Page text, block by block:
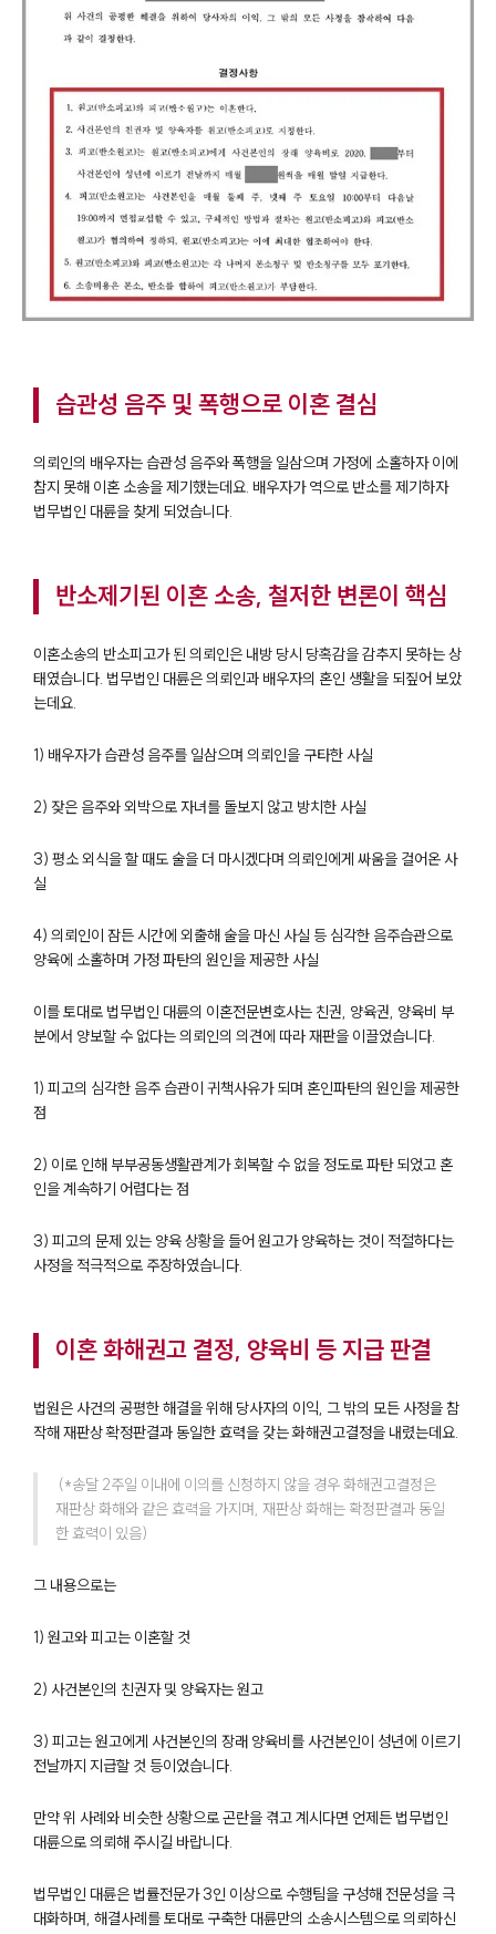
부소개
이혼 주요 업무사례
사례분석/최신동향
이혼 법률정보
법률지식인
이혼소송·상담후기
업무분야
습관성 음주 및 폭행으로 이혼 결심
의뢰인의 배우자는 습관성 음주와 폭행을 일삼으며 가정에 소홀하자 이에
참지 못해 이혼 소송을 제기했는데요. 배우자가 역으로 반소를 제기하자
법무법인 대륜을 찾게 되었습니다.
반소제기된 이혼 소송, 철저한 변론이 핵심
이혼소송의 반소피고가 된 의뢰인은 내방 당시 당혹감을 감추지 못하는 상
태였습니다. 법무법인 대륜은 의뢰인과 배우자의 혼인 생활을 되짚어 보았
는데요.
1) 배우자가 습관성 음주를 일삼으며 의뢰인을 구타한 사실
2) 잦은 음주와 외박으로 자녀를 돌보지 않고 방치한 사실
3) 평소 외식을 할 때도 술을 더 마시겠다며 의뢰인에게 싸움을 걸어온 사
실
4) 의뢰인이 잠든 시간에 외출해 술을 마신 사실 등 심각한 음주습관으로
양육에 소홀하며 가정 파탄의 원인을 제공한 사실
이를 토대로 법무법인 대륜의 이혼전문변호사는 친권, 양육권, 양육비 부
분에서 양보할 수 없다는 의뢰인의 의견에 따라 재판을 이끌었습니다.
1) 피고의 심각한 음주 습관이 귀책사유가 되며 혼인파탄의 원인을 제공한
점
2) 이로 인해 부부공동생활관계가 회복할 수 없을 정도로 파탄 되었고 혼
인을 계속하기 어렵다는 점
3) 피고의 문제 있는 양육 상황을 들어 원고가 양육하는 것이 적절하다는
사정을 적극적으로 주장하였습니다.
이혼 화해권고 결정, 양육비 등 지급 판결
법원은 사건의 공평한 해결을 위해 당사자의 이익, 그 밖의 모든 사정을 참
작해 재판상 확정판결과 동일한 효력을 갖는 화해권고결정을 내렸는데요.
재판상 화해와 같은 효력을 가지며, 재판상 화해는 확정판결과 동일
한 효력이 있음)
그 내용으로는
1) 원고와 피고는 이혼할 것
2) 사건본인의 친권자 및 양육자는 원고
3) 피고는 원고에게 사건본인의 장래 양육비를 사건본인이 성년에 이르기
전날까지 지급할 것 등이었습니다.
만약 위 사례와 비슷한 상황으로 곤란을 겪고 계시다면 언제든 법무법인
대륜으로 의뢰해 주시길 바랍니다.
법무법인 대륜은 법률전문가 3인 이상으로 수행팀을 구성해 전문성을 극
대화하며, 해결사례를 토대로 구축한 대륜만의 소송시스템으로 의뢰하신